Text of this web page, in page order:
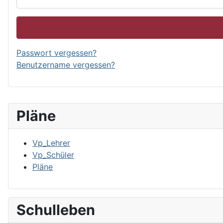
Pläne
Vp_Lehrer
Vp_Schüler
Pläne
Schulleben
Passwort vergessen?
Benutzername vergessen?